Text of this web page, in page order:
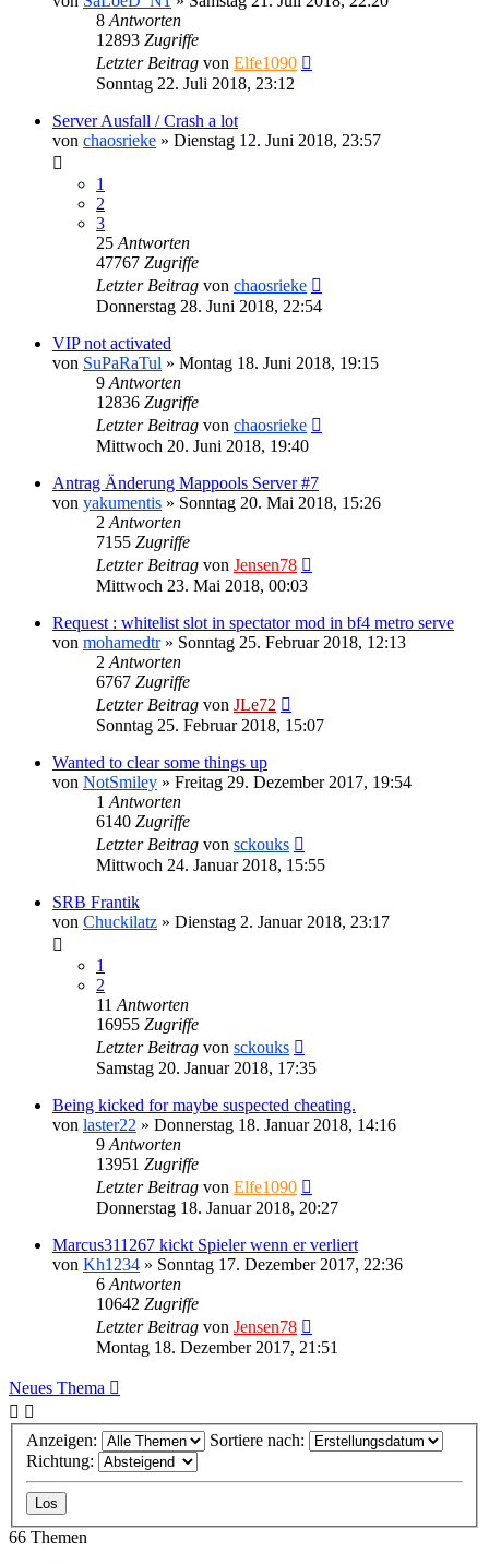
8 Antworten
12893 Zugriffe
Letzter Beitrag von Elfe1090
Sonntag 22. Juli 2018, 23:12
Server Ausfall / Crash a lot
von chaosrieke » Dienstag 12. Juni 2018, 23:57
1
2
3
25 Antworten
47767 Zugriffe
Letzter Beitrag von chaosrieke
Donnerstag 28. Juni 2018, 22:54
VIP not activated
von SuPaRaTul » Montag 18. Juni 2018, 19:15
9 Antworten
12836 Zugriffe
Letzter Beitrag von chaosrieke
Mittwoch 20. Juni 2018, 19:40
Antrag Änderung Mappools Server #7
von yakumentis » Sonntag 20. Mai 2018, 15:26
2 Antworten
7155 Zugriffe
Letzter Beitrag von Jensen78
Mittwoch 23. Mai 2018, 00:03
Request : whitelist slot in spectator mod in bf4 metro serve
von mohamedtr» Sonntag 25. Februar 2018, 12:13
2 Antworten
6767 Zugriffe
Letzter Beitrag von JLe72
Sonntag 25. Februar 2018, 15:07
Wanted to clear some things up
von NotSmiley » Freitag 29. Dezember 2017, 19:54
1 Antworten
6140 Zugriffe
Letzter Beitrag von sckouks
Mittwoch 24. Januar 2018, 15:55
SRB Frantik
von Chuckilatz » Dienstag 2. Januar 2018, 23:17
1
2
11 Antworten
16955 Zugriffe
Letzter Beitrag von sckouks
Samstag 20. Januar 2018, 17:35
Being kicked for maybe suspected cheating.
von laster22 » Donnerstag 18. Januar 2018, 14:16
9 Antworten
13951 Zugriffe
Letzter Beitrag von Elfe1090
Donnerstag 18. Januar 2018, 20:27
Marcus311267 kickt Spieler wenn er verliert
von Kh1234 » Sonntag 17. Dezember 2017, 22:36
6 Antworten
10642 Zugriffe
Letzter Beitrag von Jensen78
Montag 18. Dezember 2017, 21:51
Neues Thema
Anzeigen:
Sortiere nach:
Richtung:
66 Themen